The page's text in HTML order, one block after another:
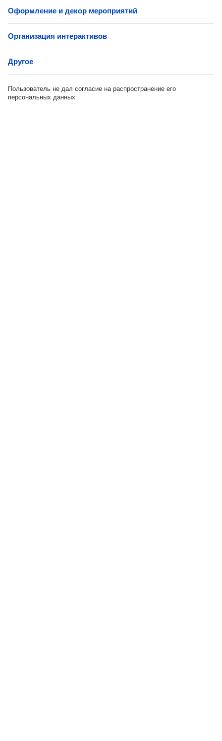
Оформление и декор мероприятий
Организация интерактивов
Другое
Пользователь не дал согласие на распространение его
персональных данных